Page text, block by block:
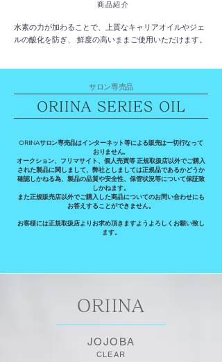
商品紹介
水素の力が加わることで、上質なキャリアオイルやジェ
ルの酸化を防ぎ、 鮮度の高いままご使用いただけます。
サロン専売品
ORIINA SERIES OIL
ORIINAサロン専売品はインターネット等による販売は一切行なって
おりません。
オークション、フリマサイト、個人売買等 正規取扱店以外でご購入
された製品に関しまして、弊社としましては正規品であるかどうか
確認しかねる為、製品の品質や安全性、保管状況等について保証致
しかねます。
​また正規販売店以外でご購入した商品についてのお問い合わせにも
お答えすることができません。
お客様には正規取扱店よりお求め頂きますようよろしくお願い致し
ます。
ORIINA
JOJOBA
CLEAR